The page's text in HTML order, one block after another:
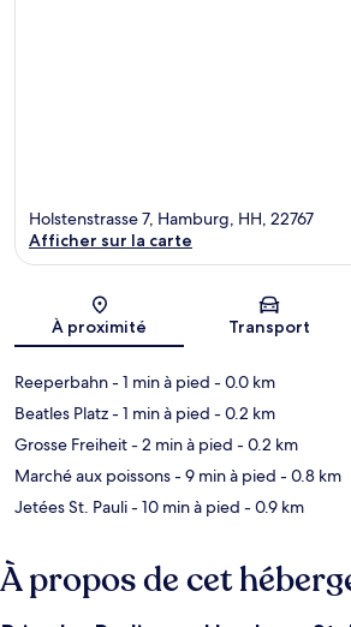
Carte
Holstenstrasse 7, Hamburg, HH, 22767
Afficher sur la carte
À proximité Transport
Reeperbahn- 1 min à pied - 0.0 km
Beatles Platz- 1 min à pied - 0.2 km
Grosse Freiheit- 2 min à pied - 0.2 km
Marché aux poissons- 9 min à pied - 0.8 km
Jetées St. Pauli- 10 min à pied - 0.9 km
À propos de cet